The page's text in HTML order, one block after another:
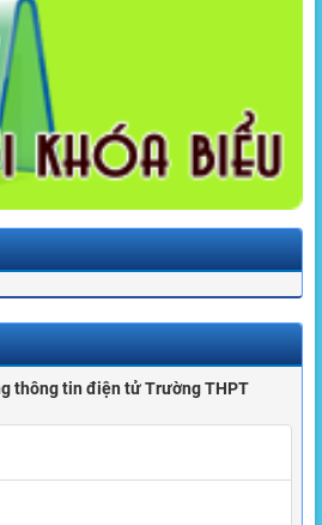
thông tin điện tử Trường THPT